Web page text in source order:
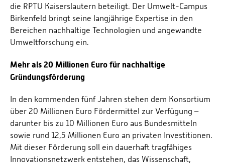
die RPTU Kaiserslautern beteiligt. Der Umwelt-Campus
Birkenfeld bringt seine langjährige Expertise in den
Bereichen nachhaltige Technologien und angewandte
Umweltforschung ein.
Mehr als 20 Millionen Euro für nachhaltige
Gründungsförderung
In den kommenden fünf Jahren stehen dem Konsortium
über 20 Millionen Euro Fördermittel zur Verfügung –
darunter bis zu 10 Millionen Euro aus Bundesmitteln
sowie rund 12,5 Millionen Euro an privaten Investitionen.
Mit dieser Förderung soll ein dauerhaft tragfähiges
Innovationsnetzwerk entstehen, das Wissenschaft,